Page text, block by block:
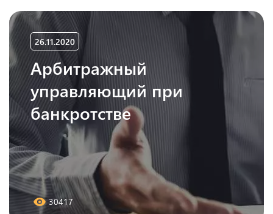
26.11.2020
Арбитражный
управляющий при
банкротстве
30417